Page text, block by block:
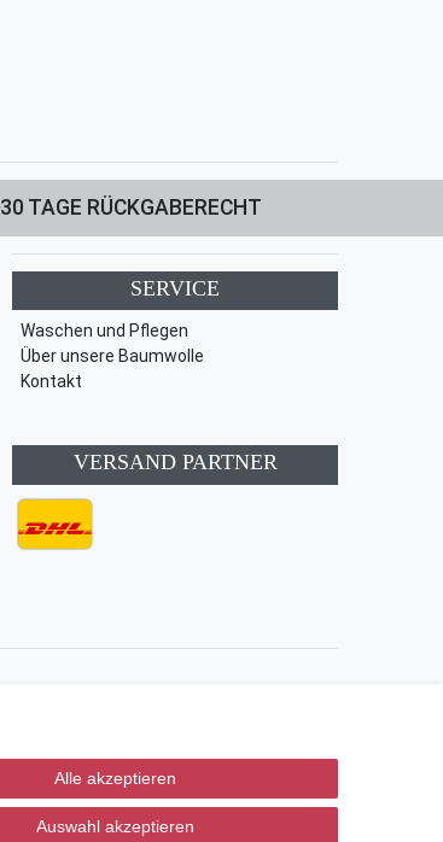
30 TAGE RÜCKGABERECHT
SERVICE
Waschen und Pflegen
Über unsere Baumwolle
Kontakt
VERSAND PARTNER
Alle akzeptieren
Auswahl akzeptieren